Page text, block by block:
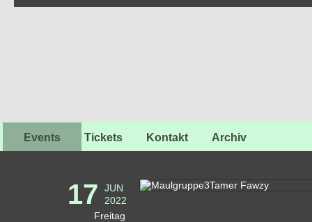
Events Tickets Kontakt Archiv
17
JUN
2022
Freitag